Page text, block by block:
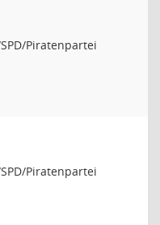
Piratenpartei
Piratenpartei